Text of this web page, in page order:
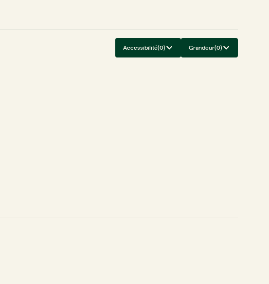
Accessibilité(0) Grandeur(0)